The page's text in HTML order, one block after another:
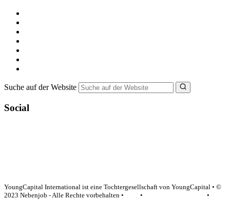
Suche auf der Website
Social
YoungCapital International ist eine Tochtergesellschaft von YoungCapital • ©
2023 Nebenjob - Alle Rechte vorbehalten •
•
•